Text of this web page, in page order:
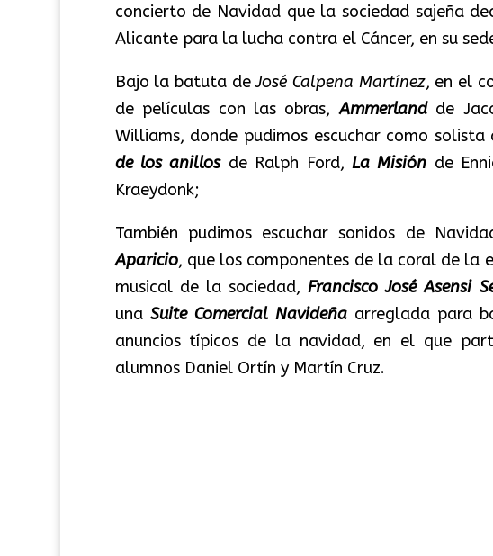
concierto de Navidad que la sociedad sajeña
Alicante para la lucha contra el Cáncer, en su
Bajo la batuta deJosé Calpena Martínez, en el
de películas con las obras,Ammerlandde
Williams, donde pudimos escuchar como
de los anillosde Ralph Ford, La Misión de
Kraeydonk;
También pudimos escuchar sonidos de
Aparicio, que los componentes de la coral de la
musical de la sociedad,Francisco José Asensi
una Suite Comercial Navideñaarreglada para
anuncios típicos de la navidad, en el que
alumnos Daniel Ortín y Martín Cruz.